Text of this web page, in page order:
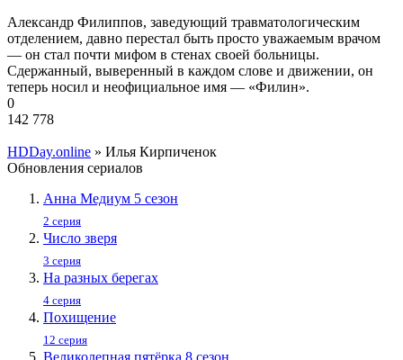
Александр Филиппов, заведующий травматологическим
отделением, давно перестал быть просто уважаемым врачом
— он стал почти мифом в стенах своей больницы.
Сдержанный, выверенный в каждом слове и движении, он
теперь носил и неофициальное имя — «Филин».
0
142 778
HDDay.online » Илья Кирпиченок
Обновления сериалов
Анна Медиум 5 сезон
2 серия
Число зверя
3 серия
На разных берегах
4 серия
Похищение
12 серия
Великолепная пятёрка 8 сезон